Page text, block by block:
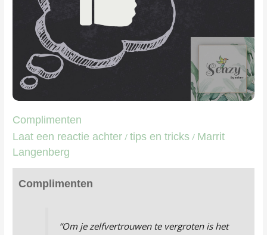
Complimenten
Laat een reactie achter /tips en tricks / Marrit
Langenberg
Complimenten
“Om je zelfvertrouwen te vergroten is het